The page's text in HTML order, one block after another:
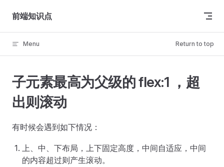
Skip to content
前端知识点
Menu Return to top
子元素最高为父级的 flex:1 ，超
出则滚动
有时候会遇到如下情况：
上、中、下布局，上下固定高度，中间自适应，中间
的内容超过则产生滚动。